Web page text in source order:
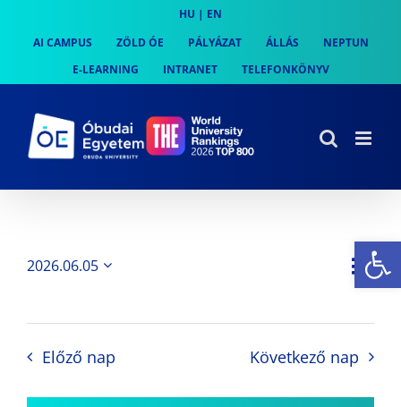
content
HU | EN
AI CAMPUS
ZÖLD ÓE PÁLYÁZAT ÁLLÁS
NEPTUN
E-LEARNING
INTRANET TELEFONKÖNYV
Nap
2026.06.05
Előző nap Következő nap